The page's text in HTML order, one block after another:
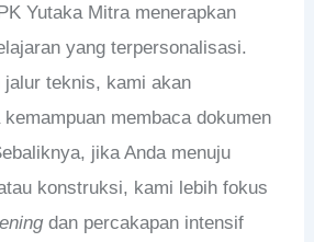
Yutaka Mitra menerapkan
yang terpersonalisasi.
jalur teknis, kami akan
membaca dokumen
jika Anda menuju
konstruksi, kami lebih fokus
dan percakapan intensif